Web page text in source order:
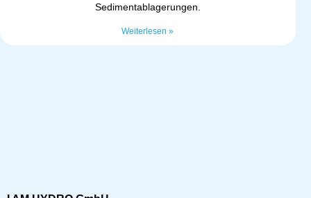
Sedimentablagerungen.
Weiterlesen »